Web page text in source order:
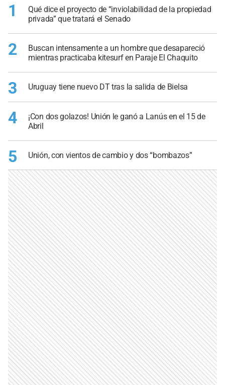
1
Qué dice el proyecto de “inviolabilidad de la propiedad
privada” que tratará el Senado
2
Buscan intensamente a un hombre que desapareció
mientras practicaba kitesurf en Paraje El Chaquito
3 Uruguay tiene nuevo DT tras la salida de Bielsa
4
¡Con dos golazos! Unión le ganó a Lanús en el 15 de
Abril
5 Unión, con vientos de cambio y dos “bombazos”